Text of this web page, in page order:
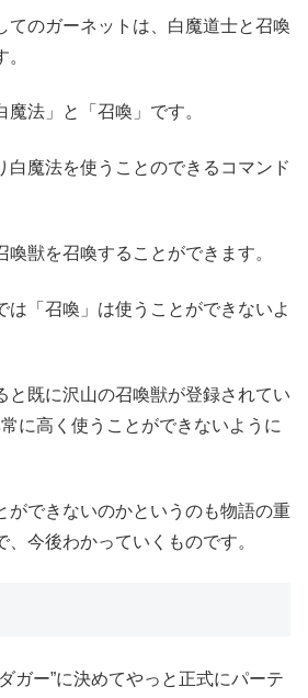
てのガーネットは、白魔道士と召喚
法」と「召喚」です。
白魔法を使うことのできるコマンド
喚獣を召喚することができます。
は「召喚」は使うことができないよ
と既に沢山の召喚獣が登録されてい
に高く使うことができないように
ができないのかというのも物語の重
今後わかっていくものです。
ガー”に決めてやっと正式にパーテ